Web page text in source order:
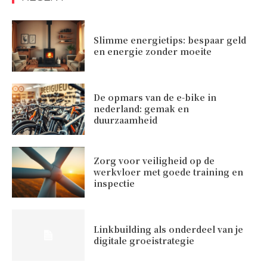
Slimme energietips: bespaar geld
en energie zonder moeite
De opmars van de e-bike in
nederland: gemak en
duurzaamheid
Zorg voor veiligheid op de
werkvloer met goede training en
inspectie
Linkbuilding als onderdeel van je
digitale groeistrategie